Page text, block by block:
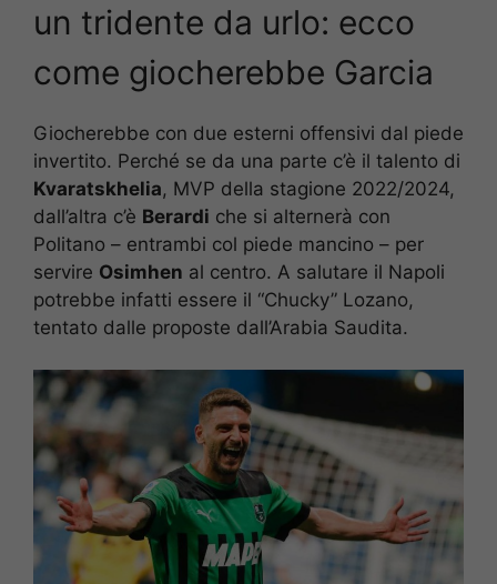
un tridente da urlo: ecco
come giocherebbe Garcia
Giocherebbe con due esterni offensivi dal piede
invertito. Perché se da una parte c’è il talento di
Kvaratskhelia, MVP della stagione 2022/2024,
dall’altra c’è Berardi che si alternerà con
Politano – entrambi col piede mancino – per
servire Osimhen al centro. A salutare il Napoli
potrebbe infatti essere il “Chucky” Lozano,
tentato dalle proposte dall’Arabia Saudita.